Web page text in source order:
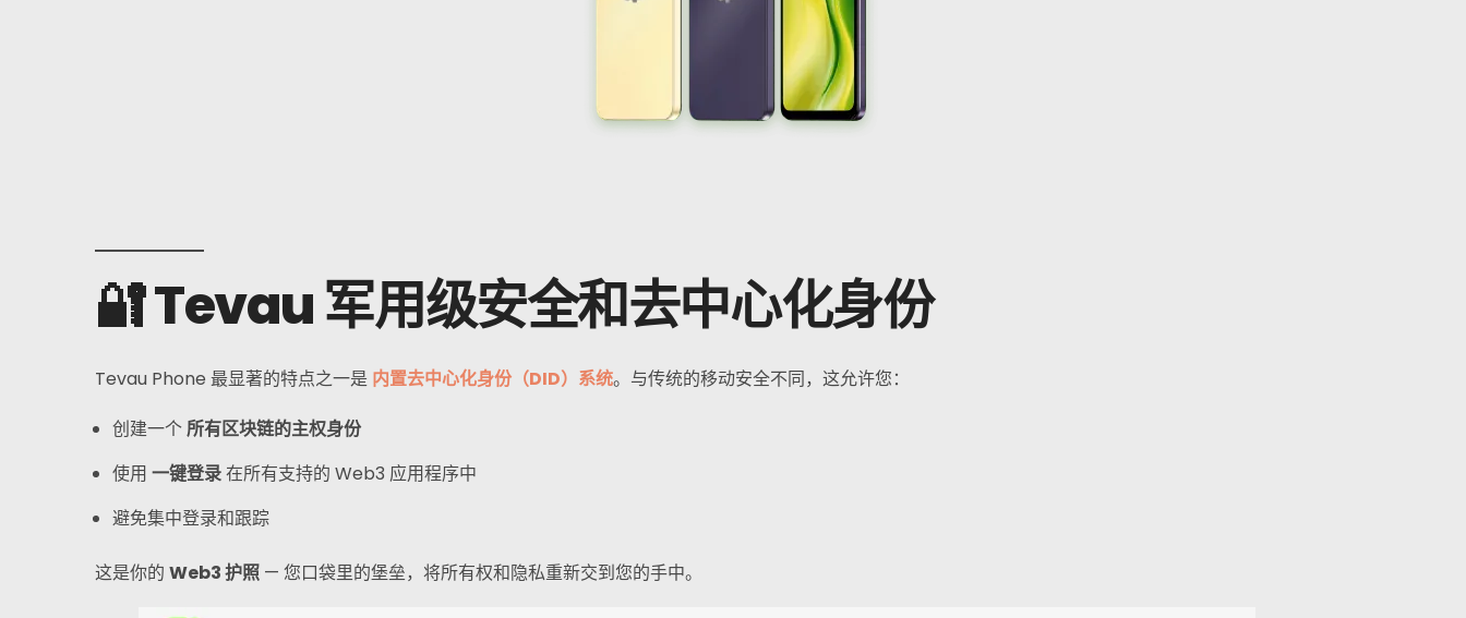
🔐 Tevau 军用级安全和去中心化身份
Tevau Phone 最显著的特点之一是 内置去中心化身份（DID）系统。与传统的移动安全不同，这允许您：
创建一个所有区块链的主权身份
使用 一键登录在所有支持的 Web3 应用程序中
避免集中登录和跟踪
这是你的 Web3 护照 — 您口袋里的堡垒，将所有权和隐私重新交到您的手中。